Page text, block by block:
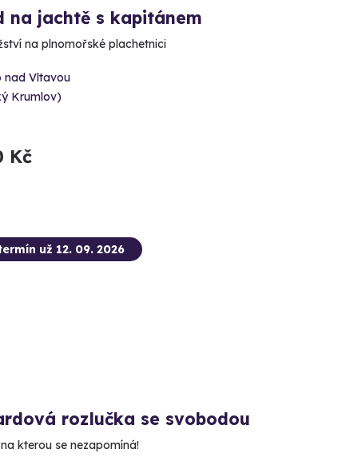
na jachtě s kapitánem
na plnomořské plachetnici
nad Vltavou
Krumlov)
Kč
už 12. 09. 2026
rozlučka se svobodou
kterou se nezapomíná!